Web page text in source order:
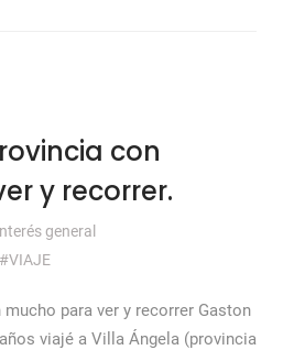
con
y recorrer.
general
para ver y recorrer Gaston
viajé a Villa Ángela (provincia